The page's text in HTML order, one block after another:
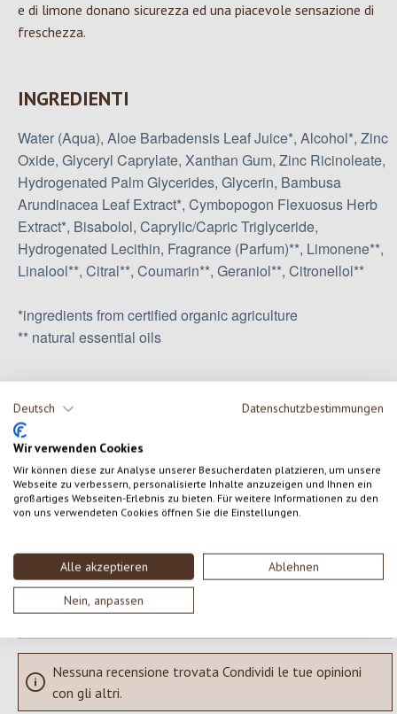
Deutsch Datenschutzbestimmungen
Wir verwenden Cookies
Wir können diese zur Analyse unserer Besucherdaten platzieren, um unsere
Webseite zu verbessern, personalisierte Inhalte anzuzeigen und Ihnen ein
großartiges Webseiten-Erlebnis zu bieten. Für weitere Informationen zu den
von uns verwendeten Cookies öffnen Sie die Einstellungen.
Alle akzeptieren Ablehnen
Nein, anpassen
e di limone donano sicurezza ed una piacevole sensazione di
freschezza.
INGREDIENTI
Water (Aqua), Aloe Barbadensis Leaf Juice*, Alcohol*, Zinc
Oxide, Glyceryl Caprylate, Xanthan Gum, Zinc Ricinoleate,
Hydrogenated Palm Glycerides, Glycerin, Bambusa
Arundinacea Leaf Extract*, Cymbopogon Flexuosus Herb
Extract*, Bisabolol, Caprylic/Capric Triglyceride,
Hydrogenated Lecithin, Fragrance (Parfum)**, Limonene**,
Linalool**, Citral**, Coumarin**, Geraniol**, Citronellol**
*ingredients from certified organic agriculture
** natural essential oils
0 di 0 valutazioni
Valutazione media di 0 su 5 stelle
Formula una valutazione!
Condividi le tue esperienze con il prodotto con altri clienti.
SCRIVERE UNA RECENSIONE
Visualizza le valutazioni solo nella lingua corrente.
Nessuna recensione trovata Condividi le tue opinioni
con gli altri.